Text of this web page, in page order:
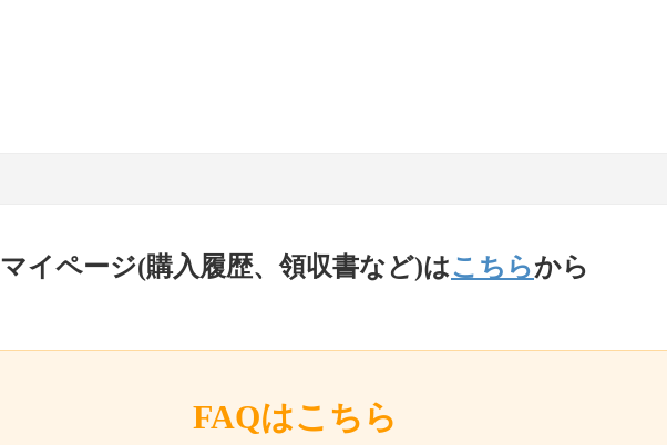
マイページ(購入履歴、領収書など)はこちらから
FAQはこちら